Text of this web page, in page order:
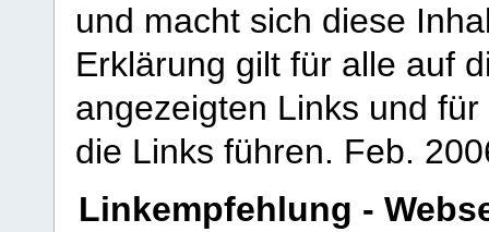
und macht sich diese
Erklärung gilt für alle auf
angezeigten Links und
die Links führen. Feb.
Linkempfehlung -